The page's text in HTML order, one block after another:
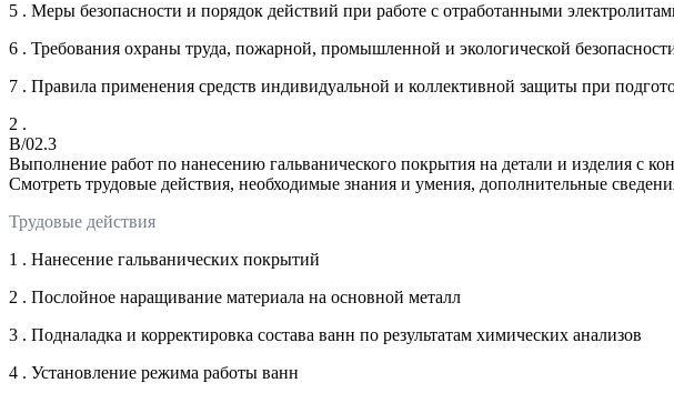
5 . Меры безопасности и порядок действий при работе с отработанными
6 . Требования охраны труда, пожарной, промышленной и экологической
7 . Правила применения средств индивидуальной и коллективной защиты при
2 .
B/02.3
Выполнение работ по нанесению гальванического покрытия на детали и изделия с
Смотреть трудовые действия, необходимые знания и умения, дополнительные
Трудовые действия
1 . Нанесение гальванических покрытий
2 . Послойное наращивание материала на основной металл
3 . Подналадка и корректировка состава ванн по результатам химических анализов
4 . Установление режима работы ванн